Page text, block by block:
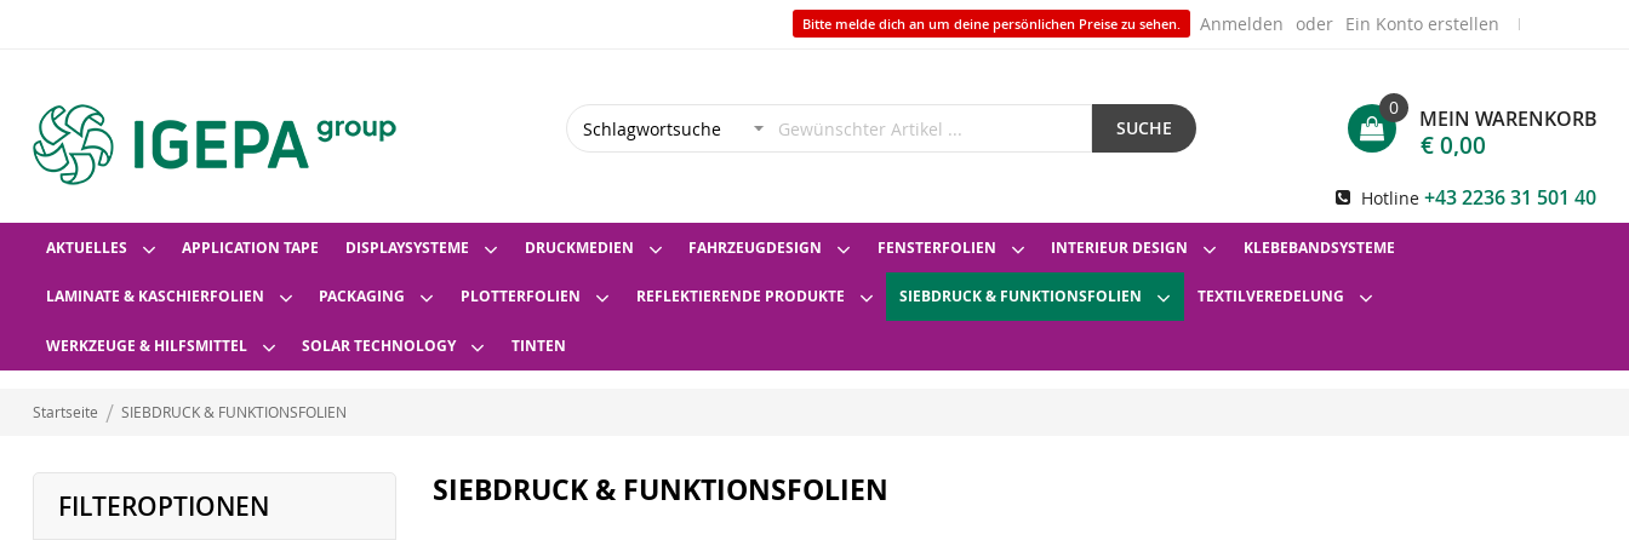
Bitte melde dich an um deine persönlichen Preise zu sehen. Anmelden Ein Konto erstellen
SUCHE MEIN WARENKORB
0
€ 0,00
Hotline +43 2236 31 501 40
AKTUELLES APPLICATION TAPE DISPLAYSYSTEME DRUCKMEDIEN FAHRZEUGDESIGN FENSTERFOLIEN INTERIEUR DESIGN KLEBEBANDSYSTEME
LAMINATE & KASCHIERFOLIEN PACKAGING PLOTTERFOLIEN REFLEKTIERENDE PRODUKTE SIEBDRUCK & FUNKTIONSFOLIEN TEXTILVEREDELUNG
WERKZEUGE & HILFSMITTEL SOLAR TECHNOLOGY TINTEN
Startseite SIEBDRUCK & FUNKTIONSFOLIEN
SIEBDRUCK & FUNKTIONSFOLIEN
FILTEROPTIONEN